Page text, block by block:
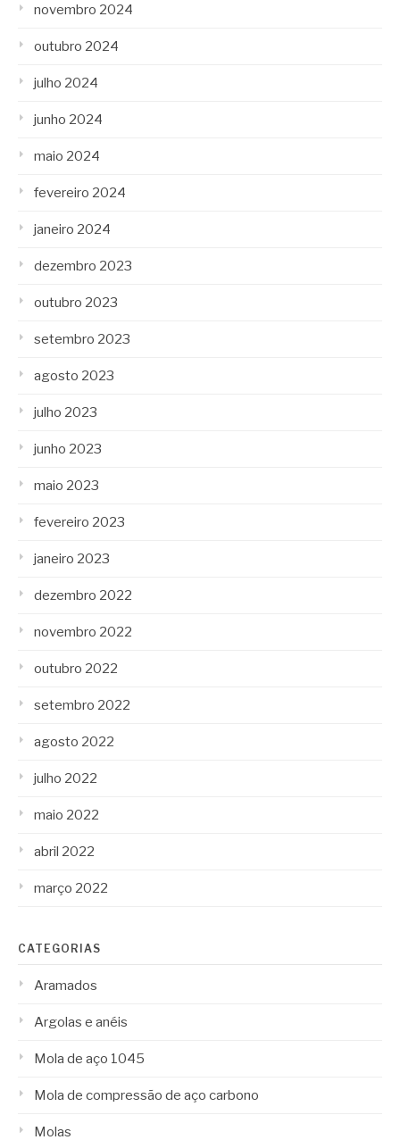
novembro 2024
outubro 2024
julho 2024
junho 2024
maio 2024
fevereiro 2024
janeiro 2024
dezembro 2023
outubro 2023
setembro 2023
agosto 2023
julho 2023
junho 2023
maio 2023
fevereiro 2023
janeiro 2023
dezembro 2022
novembro 2022
outubro 2022
setembro 2022
agosto 2022
julho 2022
maio 2022
abril 2022
março 2022
CATEGORIAS
Aramados
Argolas e anéis
Mola de aço 1045
Mola de compressão de aço carbono
Molas